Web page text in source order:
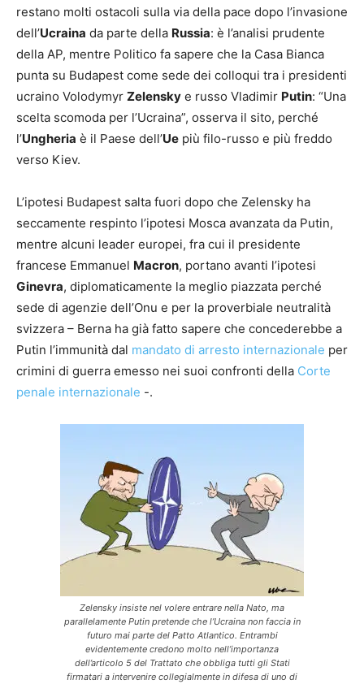
restano molti ostacoli sulla via della pace dopo l’invasione
dell’Ucraina da parte della Russia: è l’analisi prudente
della AP, mentre Politico fa sapere che la Casa Bianca
punta su Budapest come sede dei colloqui tra i presidenti
ucraino Volodymyr Zelensky e russo Vladimir Putin: “Una
scelta scomoda per l’Ucraina”, osserva il sito, perché
l’Ungheria è il Paese dell’Ue più filo-russo e più freddo
verso Kiev.
L’ipotesi Budapest salta fuori dopo che Zelensky ha
seccamente respinto l’ipotesi Mosca avanzata da Putin,
mentre alcuni leader europei, fra cui il presidente
francese Emmanuel Macron, portano avanti l’ipotesi
Ginevra, diplomaticamente la meglio piazzata perché
sede di agenzie dell’Onu e per la proverbiale neutralità
svizzera – Berna ha già fatto sapere che concederebbe a
Putin l’immunità dal mandato di arresto internazionale per
crimini di guerra emesso nei suoi confronti della Corte
penale internazionale -.
Zelensky insiste nel volere entrare nella Nato, ma
parallelamente Putin pretende che l’Ucraina non faccia in
futuro mai parte del Patto Atlantico. Entrambi
evidentemente credono molto nell’importanza
dell’articolo 5 del Trattato che obbliga tutti gli Stati
firmatari a intervenire collegialmente in difesa di uno di